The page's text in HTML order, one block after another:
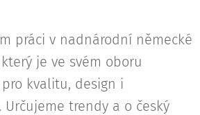
práci v nadnárodní německé
je ve svém oboru
kvalitu, design i
Určujeme trendy a o český